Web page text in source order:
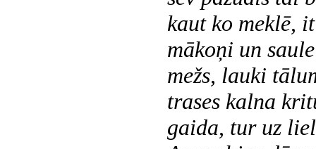
kaut ko meklē,
mākoņi un
mežs, lauki
trases kalna
gaida, tur uz